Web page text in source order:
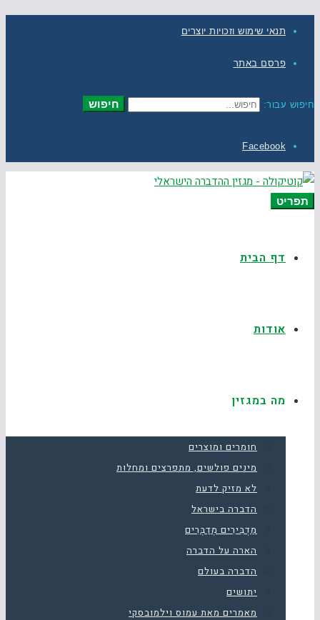
תנאי שימוש וזכויות יוצרים
פרסם באתר
חיפוש עבור: חיפוש
Facebook
תפריט
דף הבית
אודות
מה במגזין
חומרים ומוצרים
מינים פולשים, מתפרצים ומחלות
לא מזיק לדעת
הדברה בישראל
מַדְבִּירִים מְדַבְּרִים
הארה על הדברה
הדברה בעולם
יתושים
מאמרים מאת עמוס וילמובסקי